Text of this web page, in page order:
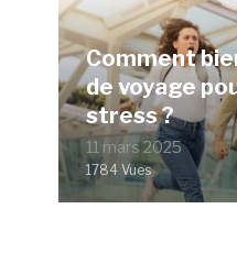
Comment
de voyage
stress ?
11 mars 2025
1784 Vues